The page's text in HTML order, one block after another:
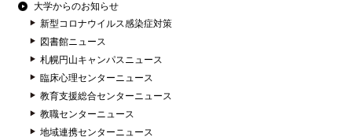
大学からのお知らせ
新型コロナウイルス感染症対策
図書館ニュース
札幌円山キャンパスニュース
臨床心理センターニュース
教育支援総合センターニュース
教職センターニュース
地域連携センターニュース